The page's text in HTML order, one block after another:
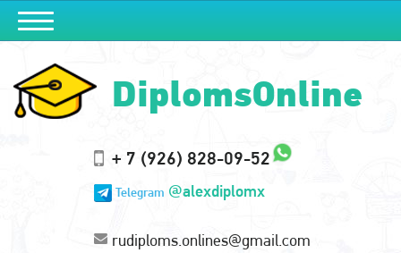
DiplomsOnline
+ 7 (926) 828-09-52
Telegram @alexdiplomx
rudiploms.onlines@gmail.com